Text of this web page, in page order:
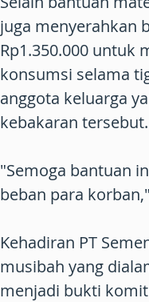
juga menyerahkan
Rp1.350.000 untuk
konsumsi selama
anggota keluarga
kebakaran tersebut.
"Semoga bantuan
beban para
Kehadiran PT
musibah yang
menjadi bukti